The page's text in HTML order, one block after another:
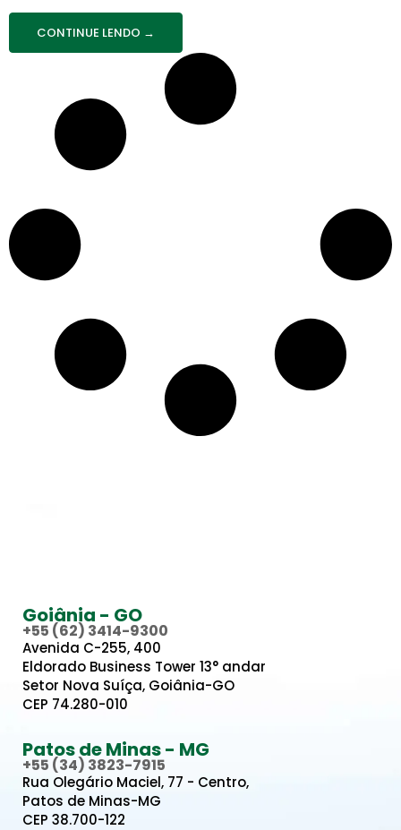
CONTINUE LENDO →
Goiânia - GO
+55 (62) 3414-9300
Avenida C-255, 400
Eldorado Business Tower 13° andar
Setor Nova Suíça, Goiânia-GO
CEP 74.280-010
Patos de Minas - MG
+55 (34) 3823-7915
Rua Olegário Maciel, 77 - Centro,
Patos de Minas-MG
CEP 38.700-122